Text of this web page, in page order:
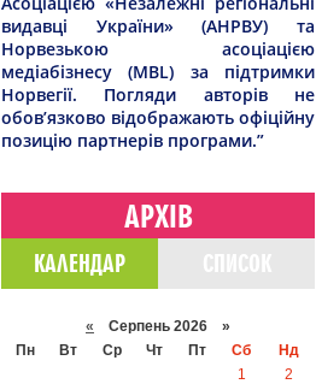
видавці України» (АНРВУ) та
Норвезькою асоціацією
медіабізнесу (MBL) за підтримки
Норвегії. Погляди авторів не
обов’язково відображають офіційну
позицію партнерів програми.”
АРХІВ
КАЛЕНДАР
« Серпень 2026 »
Пн
Вт Ср Чт Пт Сб
Нд
1
2